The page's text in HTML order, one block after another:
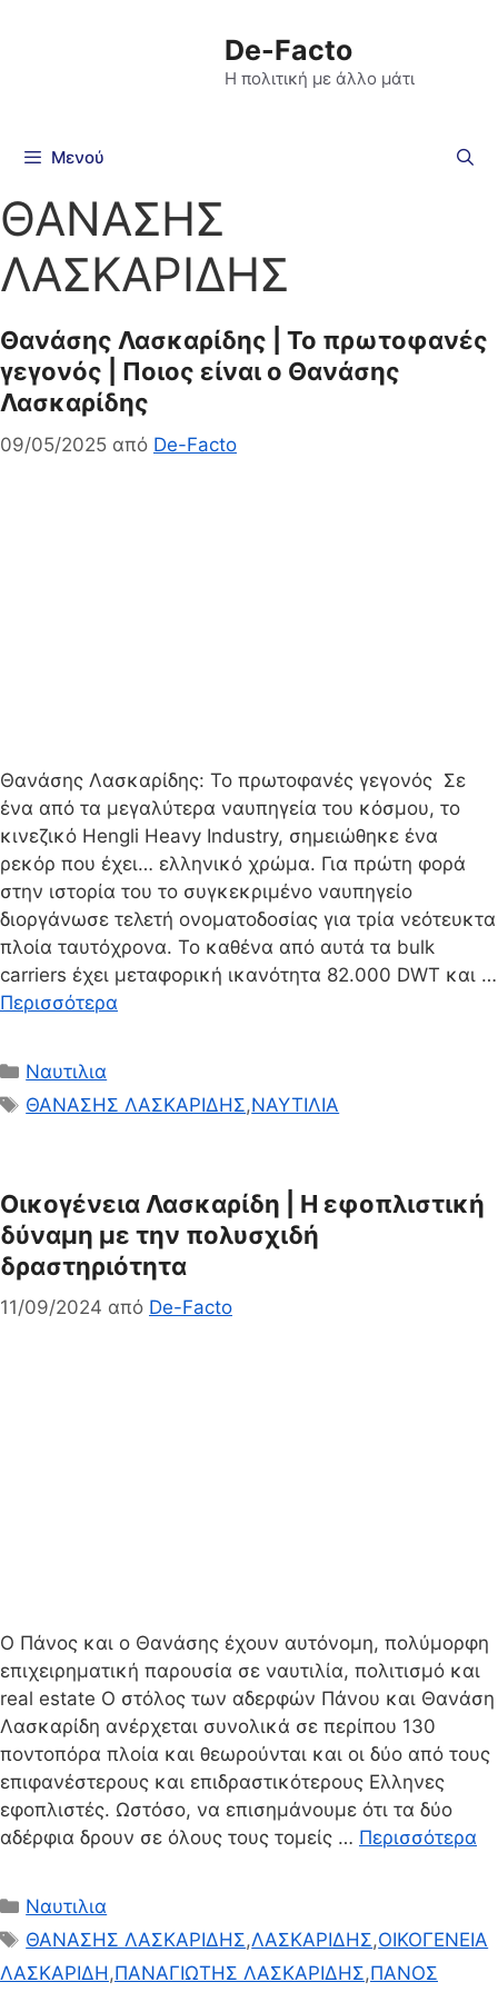
De-Facto
Η πολιτική με άλλο μάτι
Μενού
ΘΑΝΑΣΗΣ
ΛΑΣΚΑΡΙΔΗΣ
Θανάσης Λασκαρίδης | Το πρωτοφανές
γεγονός | Ποιος είναι ο Θανάσης
Λασκαρίδης
09/05/2025 από De-Facto
Θανάσης Λασκαρίδης: Το πρωτοφανές γεγονός Σε
ένα από τα μεγαλύτερα ναυπηγεία του κόσμου, το
κινεζικό Hengli Heavy Industry, σημειώθηκε ένα
ρεκόρ που έχει… ελληνικό χρώμα. Για πρώτη φορά
στην ιστορία του το συγκεκριμένο ναυπηγείο
διοργάνωσε τελετή ονοματοδοσίας για τρία νεότευκτα
πλοία ταυτόχρονα. Το καθένα από αυτά τα bulk
carriers έχει μεταφορική ικανότητα 82.000 DWT και …
Περισσότερα
Κατηγορίες
Ναυτιλια
Ετικέτες
ΘΑΝΑΣΗΣ ΛΑΣΚΑΡΙΔΗΣ,ΝΑΥΤΙΛΙΑ
Οικογένεια Λασκαρίδη | Η εφοπλιστική
δύναμη με την πολυσχιδή
δραστηριότητα
11/09/2024 από De-Facto
Ο Πάνος και ο Θανάσης έχουν αυτόνομη, πολύμορφη
επιχειρηματική παρουσία σε ναυτιλία, πολιτισμό και
real estate Ο στόλος των αδερφών Πάνου και Θανάση
Λασκαρίδη ανέρχεται συνολικά σε περίπου 130
ποντοπόρα πλοία και θεωρούνται και οι δύο από τους
επιφανέστερους και επιδραστικότερους Ελληνες
εφοπλιστές. Ωστόσο, να επισημάνουμε ότι τα δύο
αδέρφια δρουν σε όλους τους τομείς … Περισσότερα
Κατηγορίες
Ναυτιλια
Ετικέτες
ΘΑΝΑΣΗΣ ΛΑΣΚΑΡΙΔΗΣ,ΛΑΣΚΑΡΙΔΗΣ,ΟΙΚΟΓΕΝΕΙΑ
ΛΑΣΚΑΡΙΔΗ,ΠΑΝΑΓΙΩΤΗΣ ΛΑΣΚΑΡΙΔΗΣ,ΠΑΝΟΣ